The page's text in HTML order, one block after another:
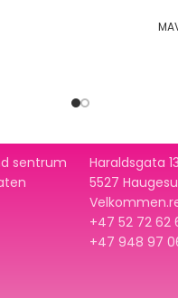
sentrum
Haraldsgata
5527
+47 52 72 62
+47 948 97